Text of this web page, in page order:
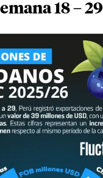
18 – 29